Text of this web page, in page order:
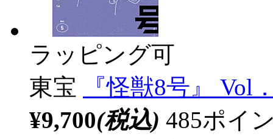
ラッピング可
東宝
『怪獣8号』 Vol
¥9,700(税込) 485ポイ